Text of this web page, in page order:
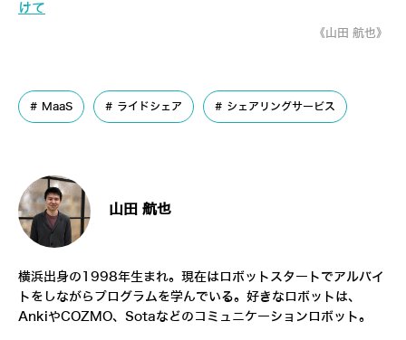
けて
《山田 航也》
MaaS ライドシェア シェアリングサービス
山田 航也
横浜出身の1998年生まれ。現在はロボットスタートでアルバイ
トをしながらプログラムを学んでいる。好きなロボットは、
AnkiやCOZMO、Sotaなどのコミュニケーションロボット。